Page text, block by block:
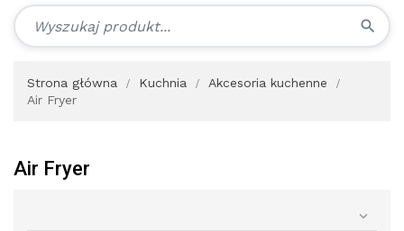
search
navigation
Strona główna Kuchnia
Akcesoria kuchenne
Air Fryer
Air Fryer
